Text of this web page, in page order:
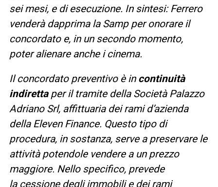
sei mesi, e di esecuzione. In sintesi: Ferrero
venderà dapprima la Samp per onorare il
concordato e, in un secondo momento,
poter alienare anche i cinema.
Il concordato preventivo è in continuità
indirettaper il tramite della Società Palazzo
Adriano Srl, affittuaria dei rami d’azienda
della Eleven Finance. Questo tipo di
procedura, in sostanza, serve a preservare le
attività potendole vendere a un prezzo
maggiore. Nello specifico, prevede
la cessione degli immobili e dei rami